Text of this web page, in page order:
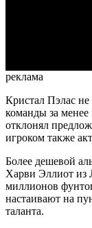
реклама
Кристал Пэлас не
команды за
отклонял
игроком также
Более дешевой
Харви Эллиот из
миллионов
настаивают на
таланта.